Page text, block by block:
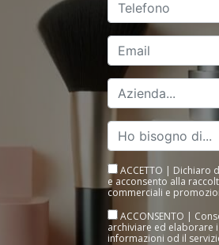
ACCETTO | Dichiaro
e acconsento alla raccolta dei miei dati
commerciali e
ACCONSENTO | Consorzio Arcobaleno
archiviare ed elaborare i miei
informazioni od il